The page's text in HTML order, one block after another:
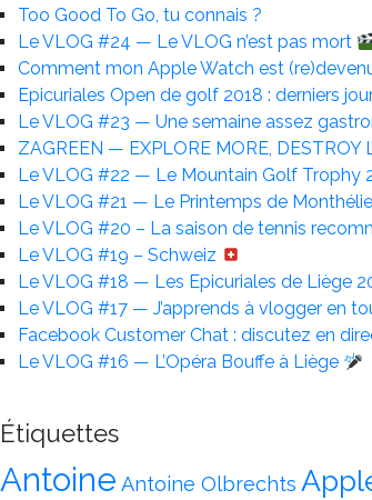
Too Good To Go, tu connais ?
Le VLOG #24 — Le VLOG n’est pas mort
Comment mon Apple Watch est
Epicuriales Open de golf 2018 : derniers
Le VLOG #23 — Une semaine assez
ZAGREEN — EXPLORE MORE, DESTROY
Le VLOG #22 — Le Mountain Golf Trophy
Le VLOG #21 — Le Printemps de
Le VLOG #20 – La saison de tennis
Le VLOG #19 – Schweiz
Le VLOG #18 — Les Epicuriales de Liège
Le VLOG #17 — J’apprends à vlogger en
Facebook Customer Chat : discutez en
Le VLOG #16 — L’Opéra Bouffe à Liège
Étiquettes
Antoine Antoine Olbrechts